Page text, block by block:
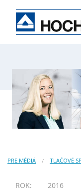
PRE MÉDIÁ TLAČOVÉ
ROK: 2016